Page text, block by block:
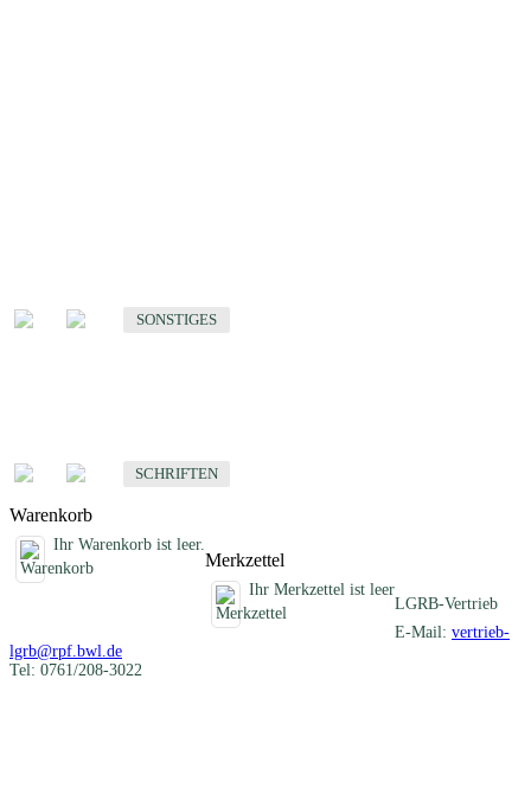
SONSTIGES
SCHRIFTEN
Warenkorb
Ihr Warenkorb ist leer.
Merkzettel
Ihr Merkzettel ist leer
LGRB-Vertrieb
E-Mail: vertrieb-
lgrb@rpf.bwl.de
Tel: 0761/208-3022